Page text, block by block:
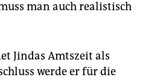
man auch realistisch
Jindas Amtszeit als
werde er für die